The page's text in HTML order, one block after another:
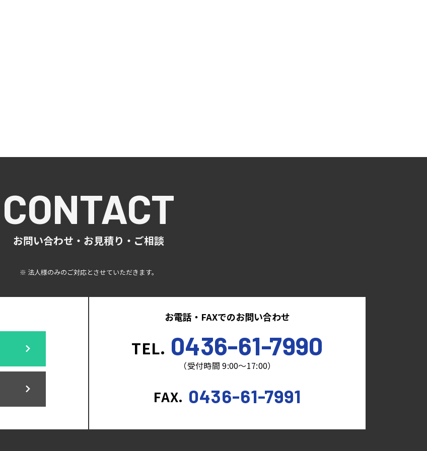
CONTACT
お問い合わせ・お見積り・ご相談
※ 法人様のみのご対応とさせていただきます。
お電話・FAXでのお問い合わせ
TEL. 0436-61-7990
（受付時間 9:00～17:00）
FAX. 0436-61-7991